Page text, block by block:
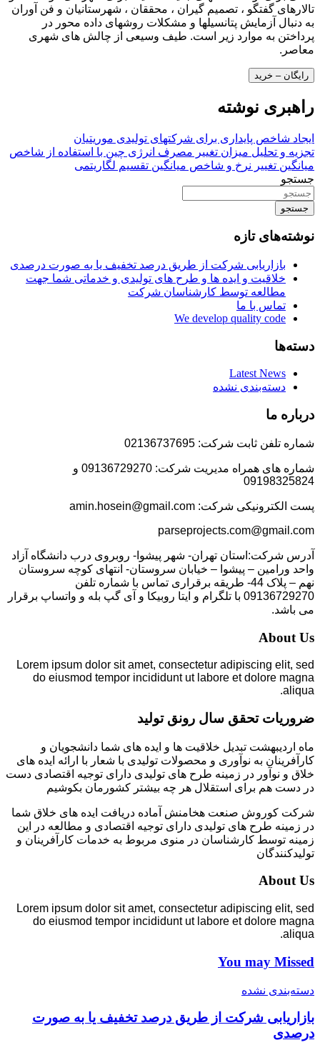
تالارهای گفتگو ، تصمیم گیران ، محققان ، شهرستانیان و فن آوران
به دنبال آزمایش پتانسیلها و مشکلات روشهای داده محور در
پرداختن به موارد زیر است. طیف وسیعی از چالش های شهری
معاصر.
رایگان – خرید
راهبری نوشته
ایجاد شاخص پایداری برای شرکتهای تولیدی موریتیان
تجزیه و تحلیل میزان تغییر مصرف انرژی چین با استفاده از شاخص
میانگین تغییر نرخ و شاخص میانگین تقسیم لگاریتمی
جستجو
جستجو
نوشته‌های تازه
بازاریابی شرکت از طریق درصد تخفیف یا به صورت درصدی
خلاقیت و ایده ها و طرح های تولیدی و خدماتی شما جهت
مطالعه توسط کارشناسان شرکت
تماس با ما
We develop quality code
دسته‌ها
Latest News
دسته‌بندی نشده
درباره ما
شماره تلفن ثابت شرکت: 02136737695
شماره های همراه مدیریت شرکت: 09136729270 و
09198325824
پست الکترونیکی شرکت: amin.hosein@gmail.com
parseprojects.com@gmail.com
آدرس شرکت:استان تهران- شهر پیشوا- روبروی درب دانشگاه آزاد
واحد ورامین – پیشوا – خیابان سروستان- انتهای کوچه سروستان
نهم – پلاک 44- طریقه برقراری تماس با شماره تلفن
09136729270 با تلگرام و ایتا روبیکا و آی گپ بله و واتساپ برقرار
می باشد.
About Us
Lorem ipsum dolor sit amet, consectetur adipiscing elit, sed
do eiusmod tempor incididunt ut labore et dolore magna
aliqua.
ضروریات تحقق سال رونق تولید
ماه اردیبهشت تبدیل خلاقیت ها و ایده های شما دانشجویان و
کارآفرینان به نوآوری و محصولات تولیدی با شعار با ارائه ایده های
خلاق و نوآور در زمینه طرح های تولیدی دارای توجیه اقتصادی دست
در دست هم برای استقلال هر چه بیشتر کشورمان بکوشیم
شرکت کوروش صنعت هخامنش آماده دریافت ایده های خلاق شما
در زمینه طرح های تولیدی دارای توجیه اقتصادی و مطالعه در این
زمینه توسط کارشناسان در منوی مربوط به خدمات کارآفرینان و
تولیدکنندگان
About Us
Lorem ipsum dolor sit amet, consectetur adipiscing elit, sed
do eiusmod tempor incididunt ut labore et dolore magna
aliqua.
You may Missed
دسته‌بندی نشده
بازاریابی شرکت از طریق درصد تخفیف یا به صورت
درصدی